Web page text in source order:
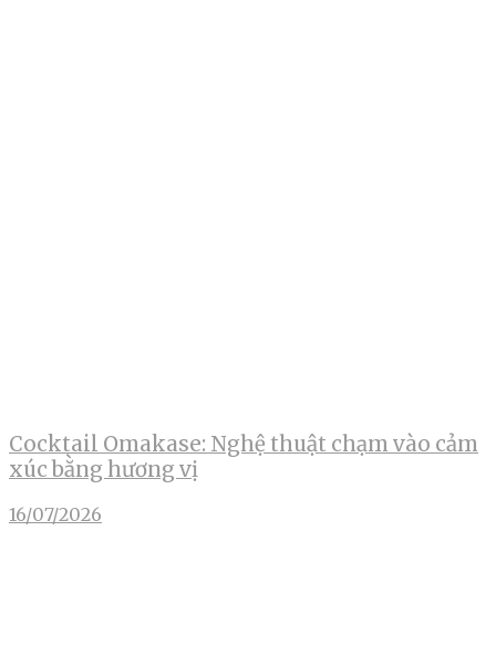
Cocktail Omakase: Nghệ thuật chạm vào cảm
xúc bằng hương vị
16/07/2026